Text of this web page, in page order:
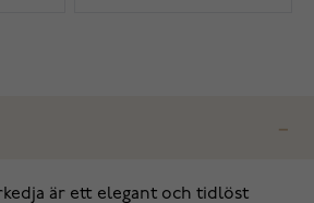
är ett elegant och tidlöst